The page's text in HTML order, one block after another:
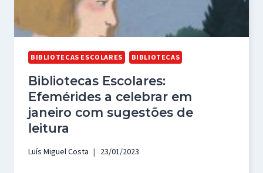
BIBLIOTECAS ESCOLARES BIBLIOTECAS
Bibliotecas Escolares:
Efemérides a celebrar em
janeiro com sugestões de
leitura
Luís Miguel Costa 23/01/2023